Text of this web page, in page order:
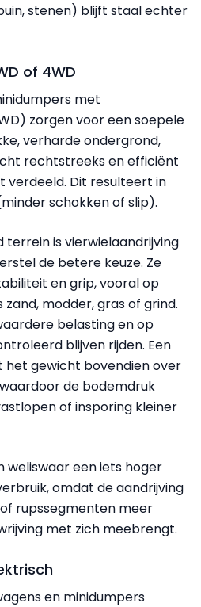
stenen) blijft staal echter
of 4WD
met
zorgen voor een soepele
verharde ondergrond,
rechtstreeks en efficiënt
verdeeld. Dit resulteert in
schokken of slip).
terrein is vierwielaandrijving
de betere keuze. Ze
en grip, vooral op
modder, gras of grind.
belasting en op
blijven rijden. Een
gewicht bovendien over
de bodemdruk
of insporing kleiner
weliswaar een iets hoger
omdat de aandrijving
rupssegmenten meer
met zich meebrengt.
en minidumpers